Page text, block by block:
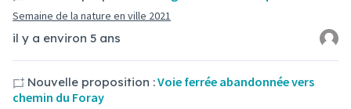
il y a environ 5 ans
Semaine de la nature en ville 2021
Nouvelle proposition :Voie ferrée abandonnée vers
chemin du Foray